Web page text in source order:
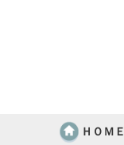
ＨＯＭＥ